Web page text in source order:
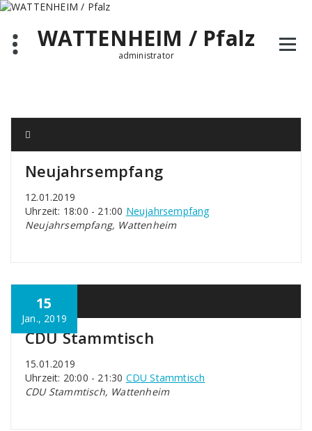
Zum
springenWATTENHEIM / Pfalz
administrator
Neujahrsempfang
12.01.2019
Uhrzeit: 18:00 - 21:00 Neujahrsempfang
Neujahrsempfang, Wattenheim
15
Jan., 2019
CDU Stammtisch
15.01.2019
Uhrzeit: 20:00 - 21:30 CDU Stammtisch
CDU Stammtisch, Wattenheim